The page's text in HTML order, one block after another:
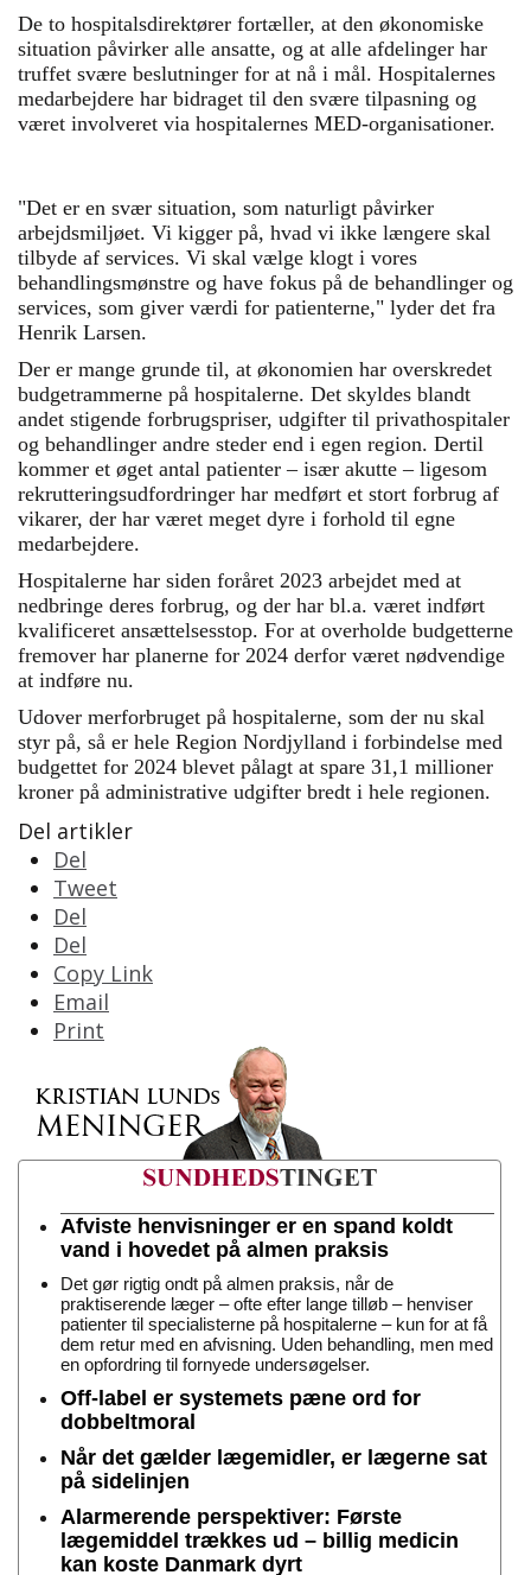
De to hospitalsdirektører fortæller, at den økonomiske
situation påvirker alle ansatte, og at alle afdelinger har
truffet svære beslutninger for at nå i mål. Hospitalernes
medarbejdere har bidraget til den svære tilpasning og
været involveret via hospitalernes MED-organisationer.
"Det er en svær situation, som naturligt påvirker
arbejdsmiljøet. Vi kigger på, hvad vi ikke længere skal
tilbyde af services. Vi skal vælge klogt i vores
behandlingsmønstre og have fokus på de behandlinger og
services, som giver værdi for patienterne," lyder det fra
Henrik Larsen.
Der er mange grunde til, at økonomien har overskredet
budgetrammerne på hospitalerne. Det skyldes blandt
andet stigende forbrugspriser, udgifter til privathospitaler
og behandlinger andre steder end i egen region. Dertil
kommer et øget antal patienter – især akutte – ligesom
rekrutteringsudfordringer har medført et stort forbrug af
vikarer, der har været meget dyre i forhold til egne
medarbejdere.
Hospitalerne har siden foråret 2023 arbejdet med at
nedbringe deres forbrug, og der har bl.a. været indført
kvalificeret ansættelsesstop. For at overholde budgetterne
fremover har planerne for 2024 derfor været nødvendige
at indføre nu.
Udover merforbruget på hospitalerne, som der nu skal
styr på, så er hele Region Nordjylland i forbindelse med
budgettet for 2024 blevet pålagt at spare 31,1 millioner
kroner på administrative udgifter bredt i hele regionen.
Del artikler
Del
Tweet
Del
Del
Copy Link
Email
Print
Afviste henvisninger er en spand koldt
vand i hovedet på almen praksis
Det gør rigtig ondt på almen praksis, når de
praktiserende læger – ofte efter lange tilløb – henviser
patienter til specialisterne på hospitalerne – kun for at få
dem retur med en afvisning. Uden behandling, men med
en opfordring til fornyede undersøgelser.
Off-label er systemets pæne ord for
dobbeltmoral
Når det gælder lægemidler, er lægerne sat
på sidelinjen
Alarmerende perspektiver: Første
lægemiddel trækkes ud – billig medicin
kan koste Danmark dyrt